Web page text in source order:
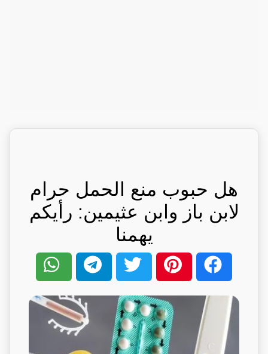
هل حبوب منع الحمل حرام
لابن باز وابن عثيمين: رأيكم
يهمنا